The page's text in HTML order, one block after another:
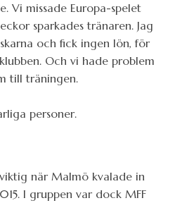
Vi missade Europa-spelet
sparkades tränaren. Jag
och fick ingen lön, för
Och vi hade problem
till träningen.
personer.
viktig när Malmö kvalade in
I gruppen var dock MFF